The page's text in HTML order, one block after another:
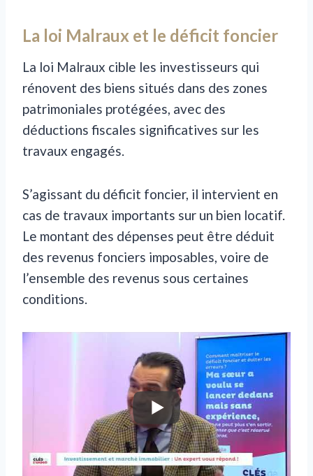
La loi Malraux et le déficit foncier
La loi Malraux cible les investisseurs qui
rénovent des biens situés dans des zones
patrimoniales protégées, avec des
déductions fiscales significatives sur les
travaux engagés.
S’agissant du déficit foncier, il intervient en
cas de travaux importants sur un bien locatif.
Le montant des dépenses peut être déduit
des revenus fonciers imposables, voire de
l’ensemble des revenus sous certaines
conditions.